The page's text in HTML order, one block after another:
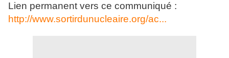
Lien permanent vers ce communiqué :
http://www.sortirdunucleaire.org/ac...